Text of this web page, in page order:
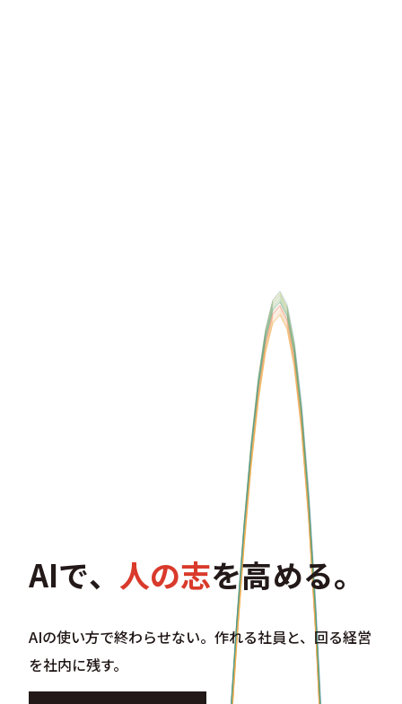
AIで、 人の志を高める。
AIの使い方で終わらせない。 作れる社員と、回る経営
を社内に残す。